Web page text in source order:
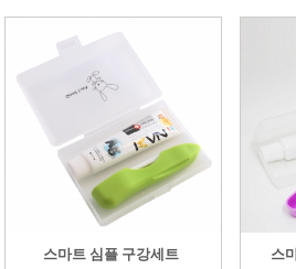
스마트 심플 구강세트 스